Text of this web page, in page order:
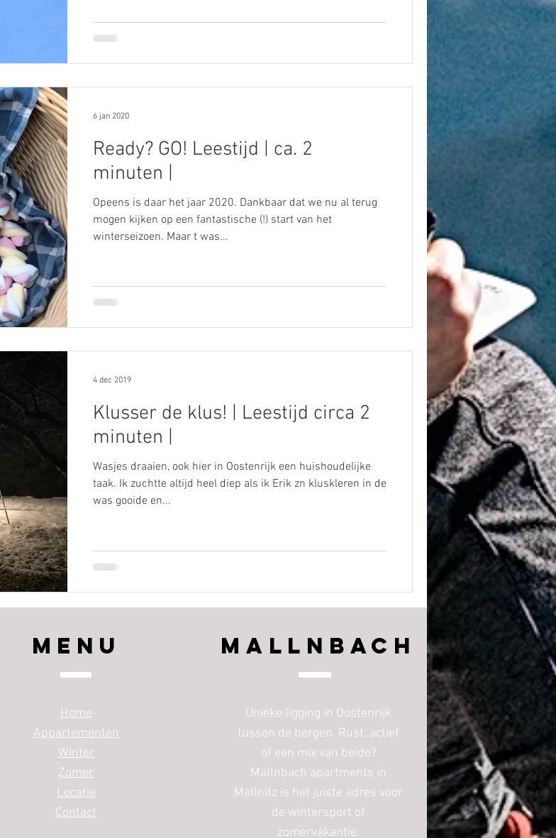
Ready? GO! Leestijd | ca. 2
minuten |
Opeens is daar het jaar 2020. Dankbaar dat we nu al terug
mogen kijken op een fantastische (!) start van het
winterseizoen. Maar t was...
6 jan 2020
Klusser de klus! | Leestijd circa 2
minuten |
Wasjes draaien, ook hier in Oostenrijk een huishoudelijke
taak. Ik zuchtte altijd heel diep als ik Erik zn kluskleren in de
was gooide en...
4 dec 2019
Menu
Home
Appartementen
Winter
Zomer
Locatie
Contact
Mallnbach
Unieke ligging in Oostenrijk
tussen de bergen. Rust, actief
of een mix van beide?
Mallnbach apartments in
Mallnitz is het juiste adres voor
de wintersport of
zomervakantie.